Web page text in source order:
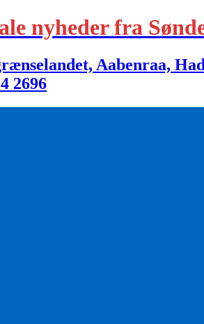
nyheder fra
Aabenraa,
2696